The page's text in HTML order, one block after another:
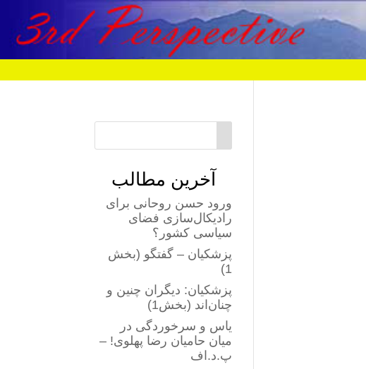
آخرین مطالب
ورود حسن روحانی برای
رادیکال‌سازی فضای
سیاسی کشور؟
پزشکیان – گفتگو (بخش
1)
پزشکیان: دیگران چنین و
چنان‌اند (بخش1)
یاس و سرخوردگی در
میان حامیان رضا پهلوی! –
پ.د.اف